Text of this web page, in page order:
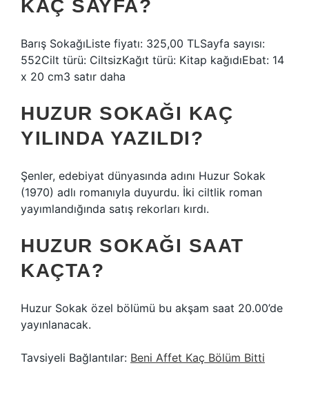
KAÇ SAYFA?
Barış SokağıListe fiyatı: 325,00 TLSayfa sayısı:
552Cilt türü: CiltsizKağıt türü: Kitap kağıdıEbat: 14
x 20 cm3 satır daha
HUZUR SOKAĞI KAÇ
YILINDA YAZILDI?
Şenler, edebiyat dünyasında adını Huzur Sokak
(1970) adlı romanıyla duyurdu. İki ciltlik roman
yayımlandığında satış rekorları kırdı.
HUZUR SOKAĞI SAAT
KAÇTA?
Huzur Sokak özel bölümü bu akşam saat 20.00’de
yayınlanacak.
Tavsiyeli Bağlantılar: Beni Affet Kaç Bölüm Bitti